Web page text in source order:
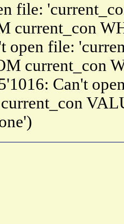
file:
current_con
open file:
current_con
Can't